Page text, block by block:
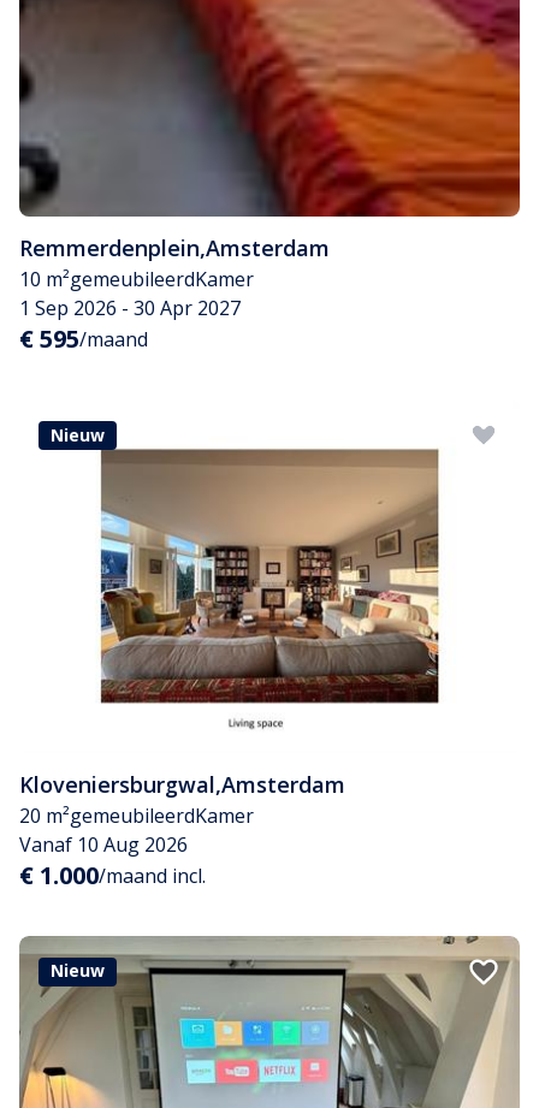
Remmerdenplein,Amsterdam
10 m²gemeubileerdKamer
1 Sep 2026 - 30 Apr 2027
€ 595/maand
Nieuw
Kloveniersburgwal,Amsterdam
20 m²gemeubileerdKamer
Vanaf 10 Aug 2026
€ 1.000/maand incl.
Nieuw